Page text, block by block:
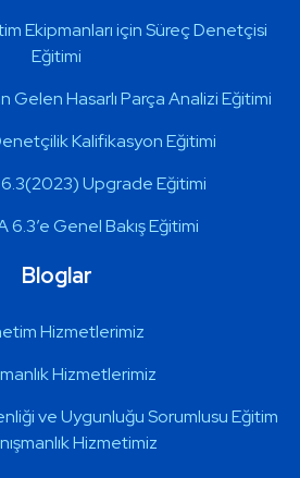
Ekipmanları için Süreç Denetçisi
Eğitimi
Gelen Hasarlı Parça Analizi Eğitimi
Kalifikasyon Eğitimi
Upgrade Eğitimi
6.3’e Genel Bakış Eğitimi
Bloglar
Hizmetlerimiz
Hizmetlerimiz
ve Uygunluğu Sorumlusu Eğitim
Hizmetimiz